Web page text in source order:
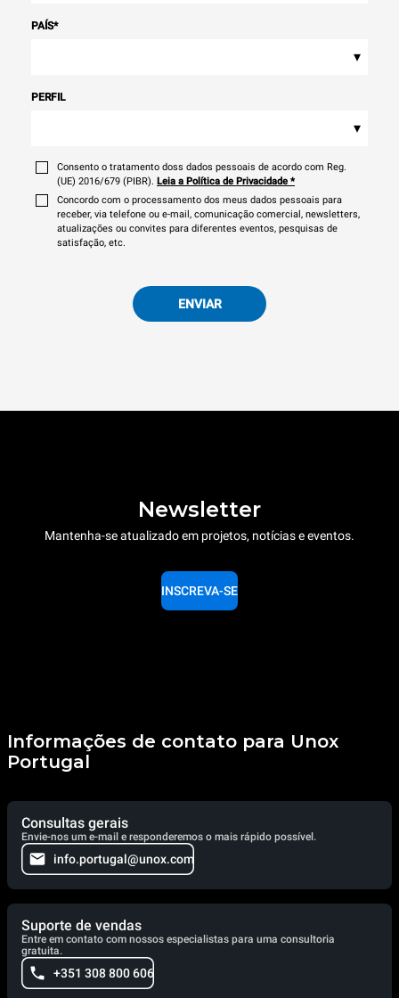
PAÍS*
▾
PERFIL
▾
Consento o tratamento doss dados pessoais de acordo com Reg.
(UE) 2016/679 (PIBR). Leia a Política de Privacidade *
Concordo com o processamento dos meus dados pessoais para
receber, via telefone ou e-mail, comunicação comercial, newsletters,
atualizações ou convites para diferentes eventos, pesquisas de
satisfação, etc.
ENVIAR
Newsletter
Mantenha-se atualizado em projetos, notícias e eventos.
INSCREVA-SE
Informações de contato para Unox
Portugal
Consultas gerais
Envie-nos um e-mail e responderemos o mais rápido possível.
info.portugal@unox.com
Suporte de vendas
Entre em contato com nossos especialistas para uma consultoria
gratuita.
+351 308 800 606